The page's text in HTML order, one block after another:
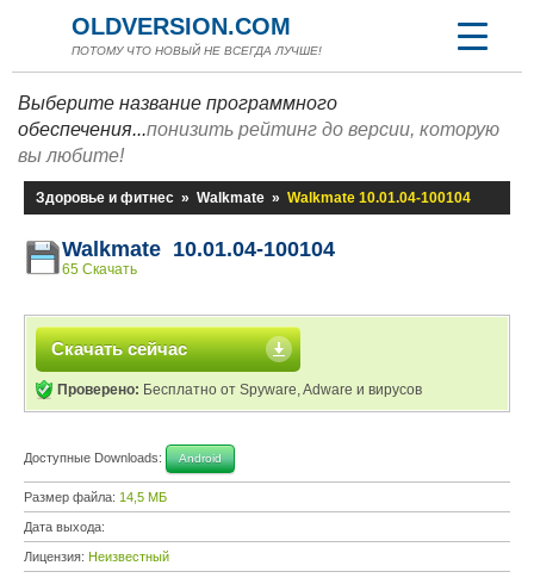
OLDVERSION.COM
ПОТОМУ ЧТО НОВЫЙ НЕ ВСЕГДА ЛУЧШЕ!
Выберите название программного
обеспечения...понизить рейтинг до версии, которую
вы любите!
Здоровье и фитнес » Walkmate » Walkmate 10.01.04-100104
Walkmate 10.01.04-100104
65 Скачать
Скачать сейчас
Проверено: Бесплатно от Spyware, Adware и вирусов
Доступные Downloads: Android
Размер файла: 14,5 МБ
Дата выхода:
Лицензия: Неизвестный